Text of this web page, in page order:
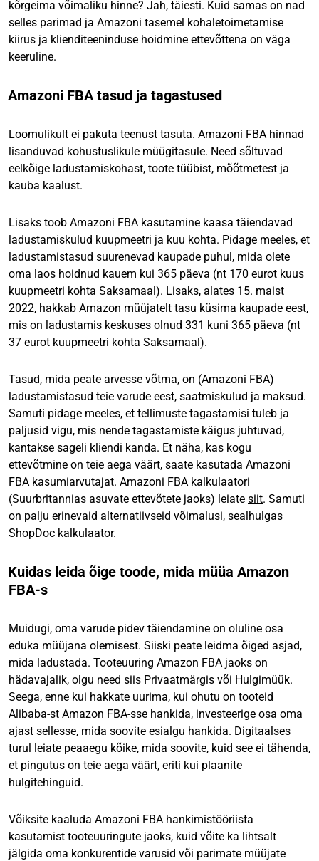
kõrgeima võimaliku hinne? Jah, täiesti. Kuid samas on nad
selles parimad ja Amazoni tasemel kohaletoimetamise
kiirus ja klienditeeninduse hoidmine ettevõttena on väga
keeruline.
Amazoni FBA tasud ja tagastused
Loomulikult ei pakuta teenust tasuta. Amazoni FBA hinnad
lisanduvad kohustuslikule müügitasule. Need sõltuvad
eelkõige ladustamiskohast, toote tüübist, mõõtmetest ja
kauba kaalust.
Lisaks toob Amazoni FBA kasutamine kaasa täiendavad
ladustamiskulud kuupmeetri ja kuu kohta. Pidage meeles, et
ladustamistasud suurenevad kaupade puhul, mida olete
oma laos hoidnud kauem kui 365 päeva (nt 170 eurot kuus
kuupmeetri kohta Saksamaal). Lisaks, alates 15. maist
2022, hakkab Amazon müüjatelt tasu küsima kaupade eest,
mis on ladustamis keskuses olnud 331 kuni 365 päeva (nt
37 eurot kuupmeetri kohta Saksamaal).
Tasud, mida peate arvesse võtma, on (Amazoni FBA)
ladustamistasud teie varude eest, saatmiskulud ja maksud.
Samuti pidage meeles, et tellimuste tagastamisi tuleb ja
paljusid vigu, mis nende tagastamiste käigus juhtuvad,
kantakse sageli kliendi kanda. Et näha, kas kogu
ettevõtmine on teie aega väärt, saate kasutada Amazoni
FBA kasumiarvutajat. Amazoni FBA kalkulaatori
(Suurbritannias asuvate ettevõtete jaoks) leiate siit. Samuti
on palju erinevaid alternatiivseid võimalusi, sealhulgas
ShopDoc kalkulaator.
Kuidas leida õige toode, mida müüa Amazon
FBA-s
Muidugi, oma varude pidev täiendamine on oluline osa
eduka müüjana olemisest. Siiski peate leidma õiged asjad,
mida ladustada. Tooteuuring Amazon FBA jaoks on
hädavajalik, olgu need siis Privaatmärgis või Hulgimüük.
Seega, enne kui hakkate uurima, kui ohutu on tooteid
Alibaba-st Amazon FBA-sse hankida, investeerige osa oma
ajast sellesse, mida soovite esialgu hankida. Digitaalses
turul leiate peaaegu kõike, mida soovite, kuid see ei tähenda,
et pingutus on teie aega väärt, eriti kui plaanite
hulgitehinguid.
Võiksite kaaluda Amazoni FBA hankimistööriista
kasutamist tooteuuringute jaoks, kuid võite ka lihtsalt
jälgida oma konkurentide varusid või parimate müüjate